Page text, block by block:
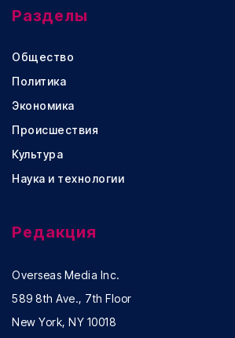
Разделы
Общество
Политика
Экономика
Происшествия
Культура
Наука и технологии
Редакция
Overseas Media Inc.
589 8th Ave., 7th Floor
New York, NY 10018